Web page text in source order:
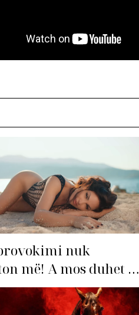
nuk
më! A mos duhet të
Bleona?